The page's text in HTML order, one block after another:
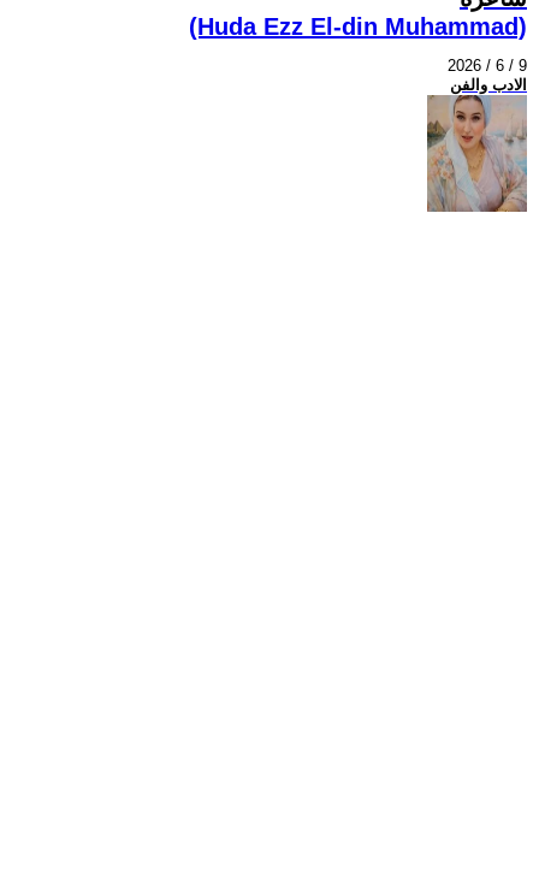
(Huda Ezz El-din Muhammad)
2026 / 6 / 9
الادب والفن